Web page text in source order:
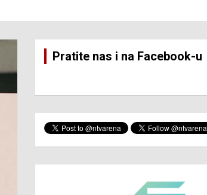
Pratite nas i na Facebook-u